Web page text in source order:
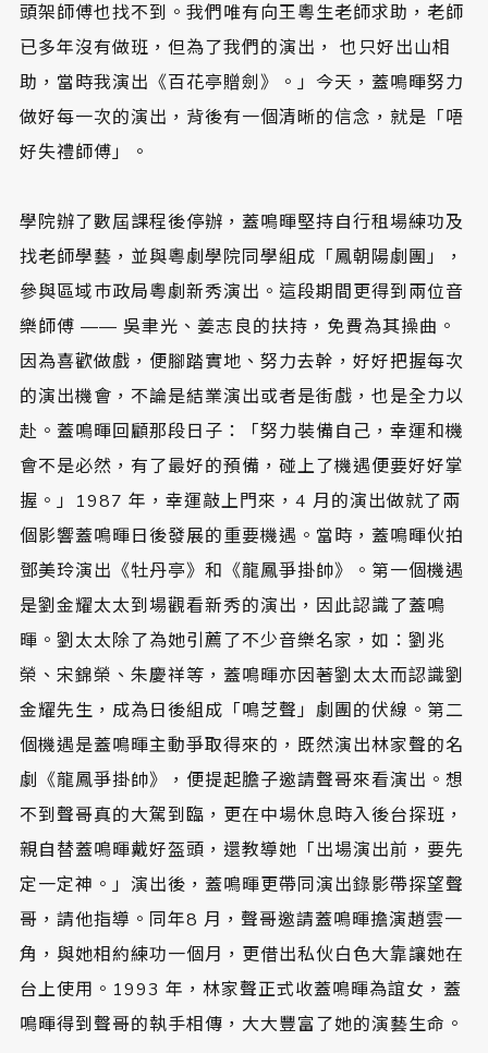
頭架師傅也找不到。我們唯有向王粵生老師求助，老師
已多年沒有做班，但為了我們的演出， 也只好出山相
助，當時我演出《百花亭贈劍》。」今天，蓋鳴暉努力
做好每一次的演出，背後有一個清晰的信念，就是「唔
好失禮師傅」。
學院辦了數屆課程後停辦，蓋鳴暉堅持自行租場練功及
找老師學藝，並與粵劇學院同學組成「鳳朝陽劇團」，
參與區域巿政局粵劇新秀演出。這段期間更得到兩位音
樂師傅 —— 吳聿光、姜志良的扶持，免費為其操曲。
因為喜歡做戲，便腳踏實地、努力去幹，好好把握每次
的演出機會，不論是結業演出或者是街戲，也是全力以
赴。蓋鳴暉回顧那段日子：「努力裝備自己，幸運和機
會不是必然，有了最好的預備，碰上了機遇便要好好掌
握。」1987 年，幸運敲上門來，4 月的演出做就了兩
個影響蓋鳴暉日後發展的重要機遇。當時，蓋鳴暉伙拍
鄧美玲演出《牡丹亭》和《龍鳳爭掛帥》。第一個機遇
是劉金耀太太到場觀看新秀的演出，因此認識了蓋鳴
暉。劉太太除了為她引薦了不少音樂名家，如：劉兆
榮、宋錦榮、朱慶祥等，蓋鳴暉亦因著劉太太而認識劉
金耀先生，成為日後組成「鳴芝聲」劇團的伏線。第二
個機遇是蓋鳴暉主動爭取得來的，既然演出林家聲的名
劇《龍鳳爭掛帥》，便提起膽子邀請聲哥來看演出。想
不到聲哥真的大駕到臨，更在中場休息時入後台探班，
親自替蓋鳴暉戴好盔頭，還教導她「出場演出前，要先
定一定神。」演出後，蓋鳴暉更帶同演出錄影帶探望聲
哥，請他指導。同年8 月，聲哥邀請蓋鳴暉擔演趙雲一
角，與她相約練功一個月，更借出私伙白色大靠讓她在
台上使用。1993 年，林家聲正式收蓋鳴暉為誼女，蓋
鳴暉得到聲哥的執手相傳，大大豐富了她的演藝生命。